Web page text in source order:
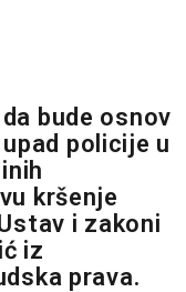
bude osnov
policije u
kršenje
i zakoni
iz
prava.